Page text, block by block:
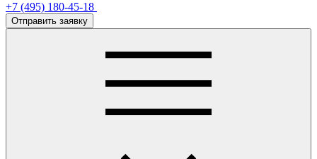
+7 (495) 180-45-18
Отправить заявку